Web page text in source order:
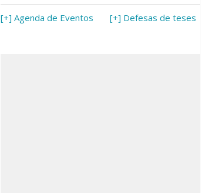
[+] Agenda de Eventos [+] Defesas de teses